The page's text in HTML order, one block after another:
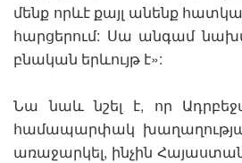
մենք որևէ քայլ անենք
հարցերում: Սա անգամ
բնական երևույթ է»:
Նա նաև նշել է, որ
համապարփակ
առաջարկել, ինչին